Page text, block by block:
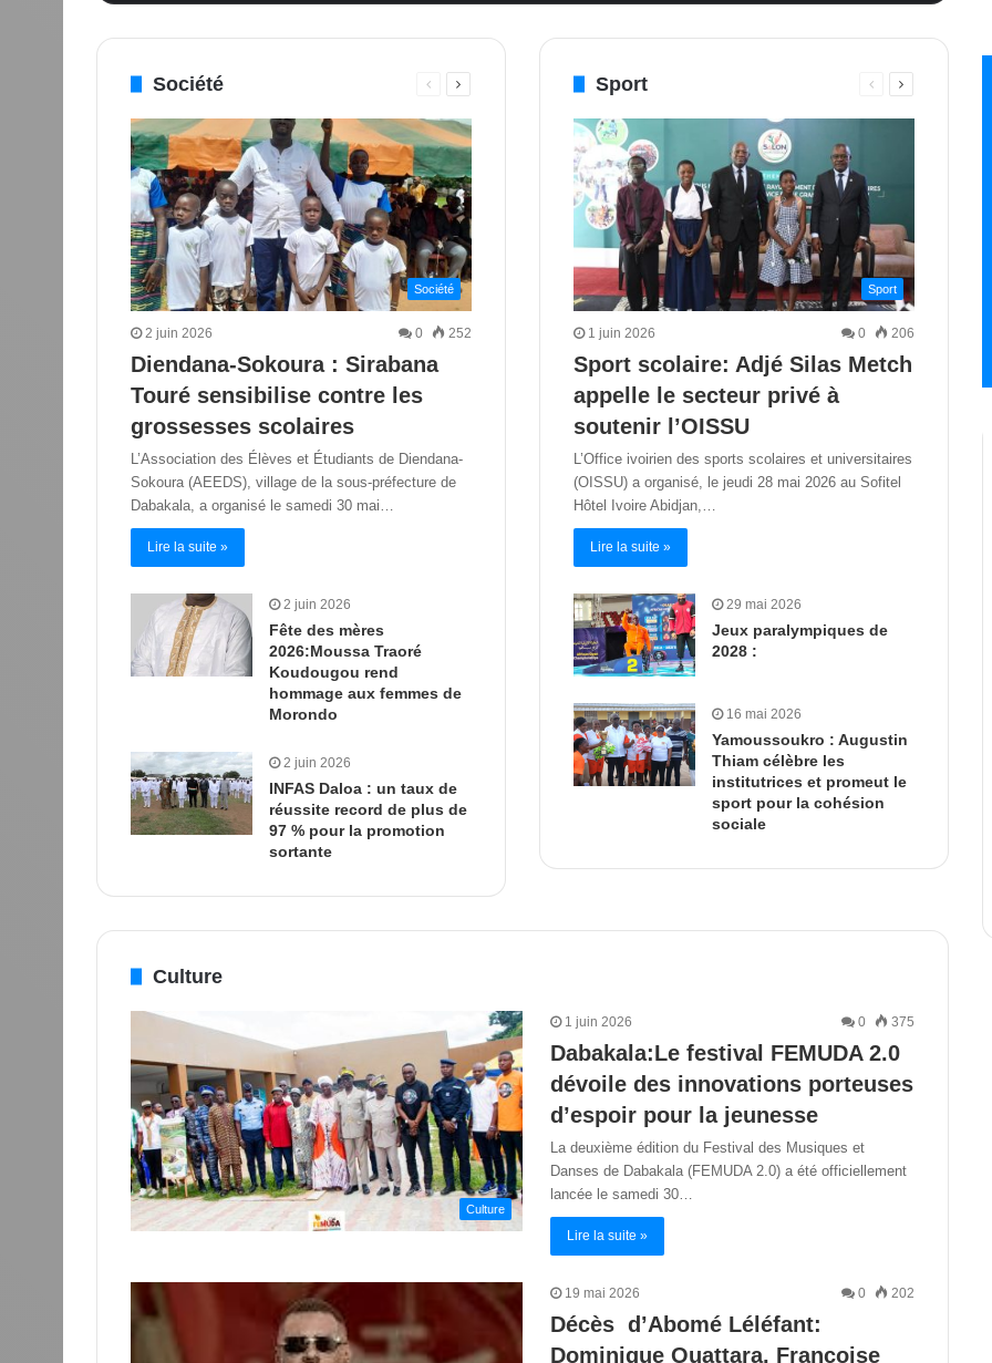
Société
PagePage
Société
2 juin 2026 0 252
Diendana-Sokoura : Sirabana
Touré sensibilise contre les
grossesses scolaires
L’Association des Élèves et Étudiants de Diendana-
Sokoura (AEEDS), village de la sous-préfecture de
Dabakala, a organisé le samedi 30 mai…
Lire la suite »
2 juin 2026
Fête des mères
2026:Moussa Traoré
Koudougou rend
hommage aux femmes de
Morondo
2 juin 2026
INFAS Daloa : un taux de
réussite record de plus de
97 % pour la promotion
sortante
Sport
PagePage
Sport
1 juin 2026 0 206
Sport scolaire: Adjé Silas Metch
appelle le secteur privé à
soutenir l’OISSU
L’Office ivoirien des sports scolaires et universitaires
(OISSU) a organisé, le jeudi 28 mai 2026 au Sofitel
Hôtel Ivoire Abidjan,…
Lire la suite »
29 mai 2026
Jeux paralympiques de
2028 :
16 mai 2026
Yamoussoukro : Augustin
Thiam célèbre les
institutrices et promeut le
sport pour la cohésion
sociale
Culture
Culture
1 juin 2026 0 375
Dabakala:Le festival FEMUDA 2.0
dévoile des innovations porteuses
d’espoir pour la jeunesse
La deuxième édition du Festival des Musiques et
Danses de Dabakala (FEMUDA 2.0) a été officiellement
lancée le samedi 30…
Lire la suite »
19 mai 2026 0 202
Décès d’Abomé Léléfant:
Dominique Ouattara, Françoise